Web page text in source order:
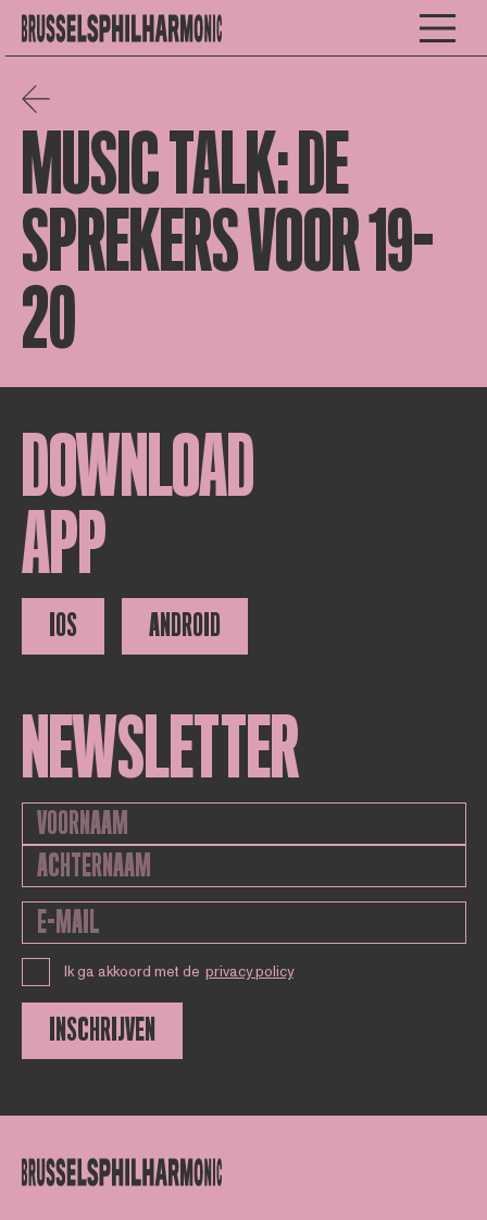
MUSIC TALK: DE
SPREKERS VOOR 19-
20
DOWNLOAD
APP
IOS ANDROID
NEWSLETTER
Ik ga akkoord met de privacy policy
INSCHRIJVEN